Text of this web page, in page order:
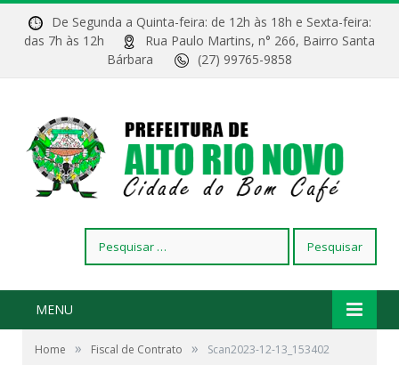
De Segunda a Quinta-feira: de 12h às 18h e Sexta-feira:
das 7h às 12h
Rua Paulo Martins, n° 266, Bairro Santa
Bárbara
(27) 99765-9858
por:
MENU
Home » Fiscal de Contrato » Scan2023-12-13_153402